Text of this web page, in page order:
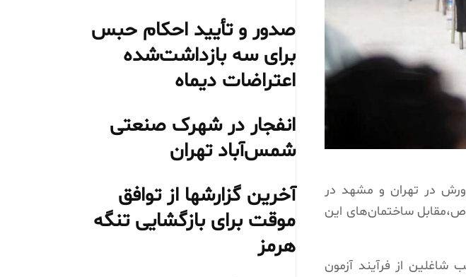
پرورش در تهران و مشهد در
ساختمان‌های این
شاغلین از فرآیند آزمون
صدور و تأیید احکام حبس
برای سه بازداشت‌شده
اعتراضات دیماه
انفجار در شهرک صنعتی
شمس‌آباد تهران
آخرین گزارشها از توافق
موقت برای بازگشایی تنگه
هرمز